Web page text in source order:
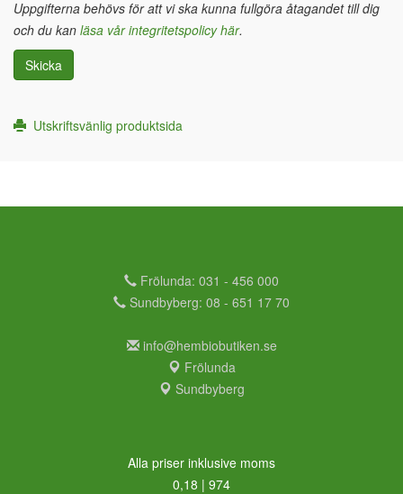
Uppgifterna behövs för att vi ska kunna fullgöra åtagandet till dig
och du kan läsa vår integritetspolicy här.
Skicka
Utskriftsvänlig produktsida
Frölunda: 031 - 456 000
Sundbyberg: 08 - 651 17 70
info@hembiobutiken.se
Frölunda
Sundbyberg
Alla priser inklusive moms
0,18 | 974